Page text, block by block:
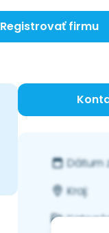
Registrovať firmu
Dátum
Kraj: